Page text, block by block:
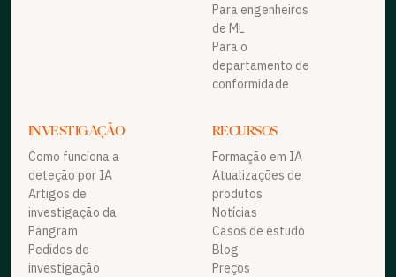
Para engenheiros
de ML
Para o
departamento de
conformidade
INVESTIGAÇÃO
Como funciona a
deteção por IA
Artigos de
investigação da
Pangram
Pedidos de
investigação
RECURSOS
Formação em IA
Atualizações de
produtos
Notícias
Casos de estudo
Blog
Preços